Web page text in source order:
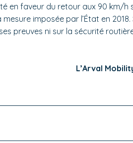
en faveur du retour aux 90 km/h
imposée par l’État en 2018.
preuves ni sur la sécurité
L’Arval